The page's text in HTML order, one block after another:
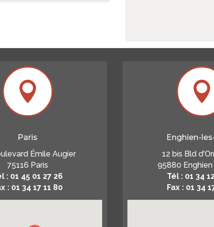

Paris
Émile Augier
75116 Paris
: 01 45 01 27 26
: 01 34 17 11 80

Enghien-
12 bis Bld
95880 Enghien
Tél : 01 34
Fax : 01 34